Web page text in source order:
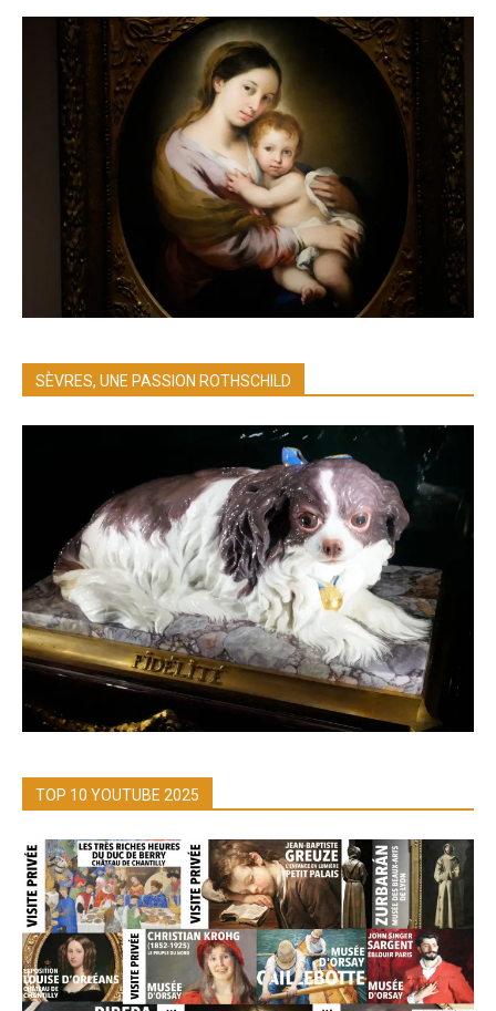
SÈVRES, UNE PASSION ROTHSCHILD
TOP 10 YOUTUBE 2025